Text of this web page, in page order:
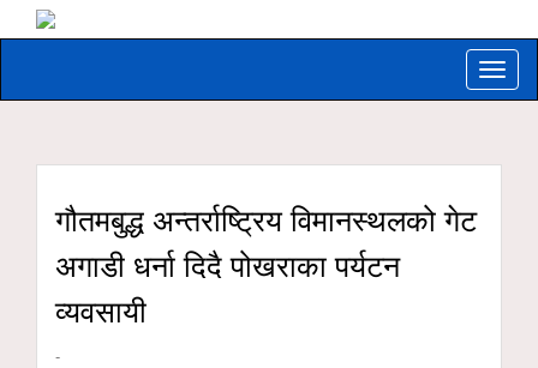
Toggle
गौतमबुद्ध अन्तर्राष्ट्रिय विमानस्थलको गेट
अगाडी धर्ना दिदै पोखराका पर्यटन
व्यवसायी
-